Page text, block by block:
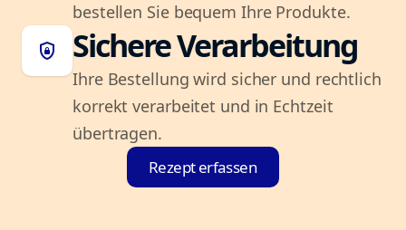
bestellen Sie bequem Ihre Produkte.
shield_lock Sichere Verarbeitung
Ihre Bestellung wird sicher und rechtlich
korrekt verarbeitet und in Echtzeit
übertragen.
Rezept erfassen